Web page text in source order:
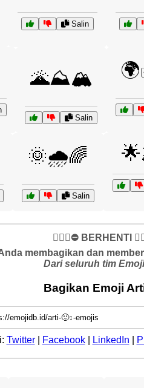
Salin
🌋⛰️🏔️
Salin
🌞🌧️🌈
Salin
✋🏻🛑⛔️ BERHENTI
membagikan dan
Dari seluruh tim
Bagikan Emoji
Twitter| Facebook| LinkedIn